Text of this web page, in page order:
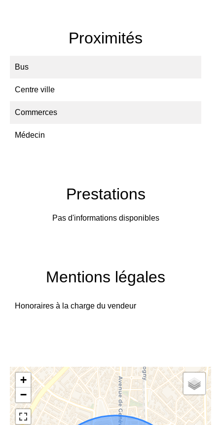
Proximités
Bus
Centre ville
Commerces
Médecin
Prestations
Pas d'informations disponibles
Mentions légales
Honoraires à la charge du vendeur
+
−